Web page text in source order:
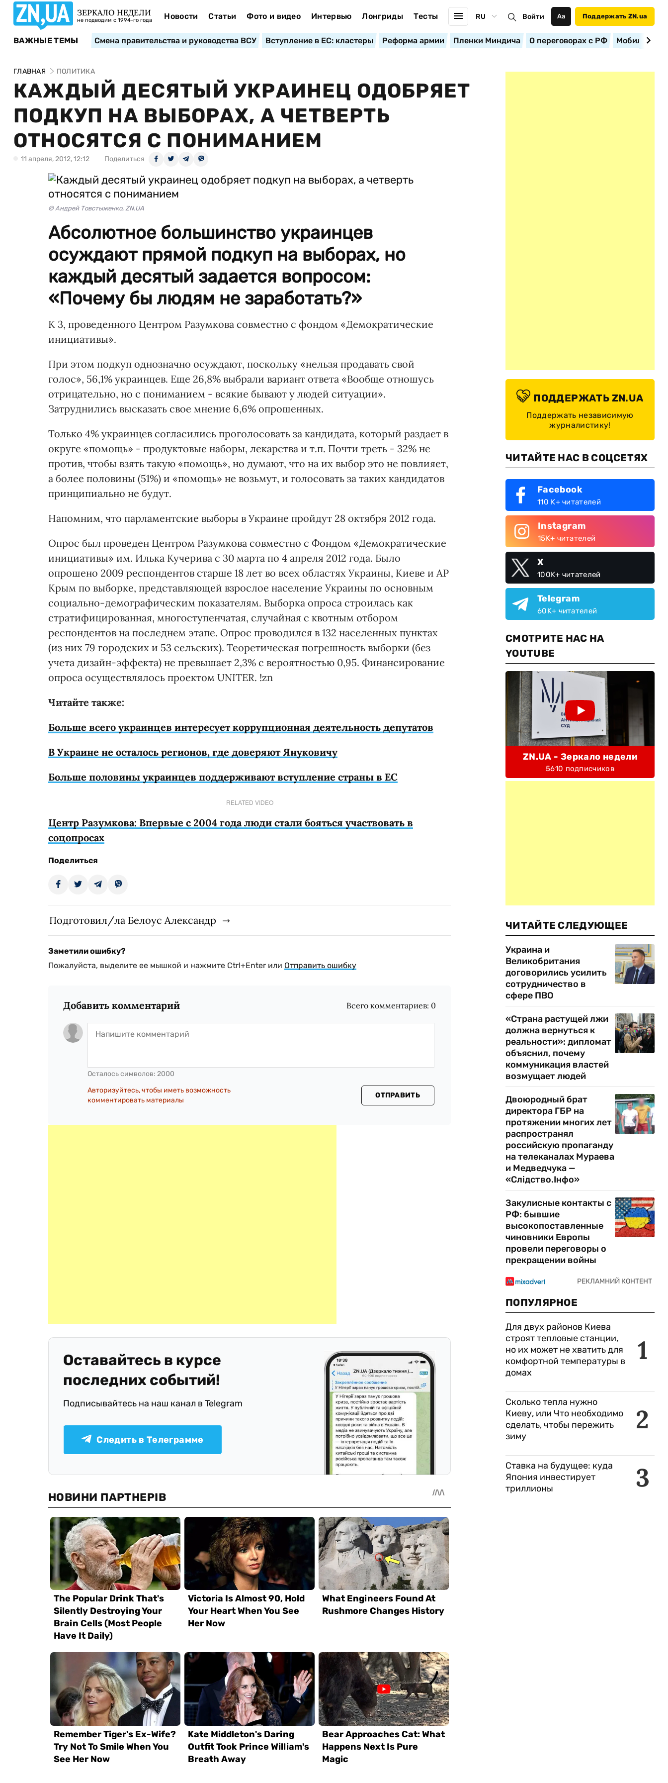
ЗЕРКАЛО НЕДЕЛИ
не подводим с 1994-го года Новости Статьи Фото и видео Интервью Лонгриды Тесты RU Войти Аа Поддержать ZN.ua
ВАЖНЫЕ ТЕМЫ Смена правительства и руководства ВСУ Вступление в ЕС: кластеры Реформа армии Пленки Миндича О переговорах с РФ
ГЛАВНАЯ ПОЛИТИКА
КАЖДЫЙ ДЕСЯТЫЙ УКРАИНЕЦ ОДОБРЯЕТ
ПОДКУП НА ВЫБОРАХ, А ЧЕТВЕРТЬ
ОТНОСЯТСЯ С ПОНИМАНИЕМ
11 апреля, 2012, 12:12 Поделиться
© Андрей Товстыженко, ZN.UA
Абсолютное большинство украинцев
осуждают прямой подкуп на выборах, но
каждый десятый задается вопросом:
«Почему бы людям не заработать?»
К 3, проведенного Центром Разумкова совместно с фондом «Демократические
инициативы».
При этом подкуп однозначно осуждают, поскольку «нельзя продавать свой
голос», 56,1% украинцев. Еще 26,8% выбрали вариант ответа «Вообще отношусь
отрицательно, но с пониманием - всякие бывают у людей ситуации».
Затруднились высказать свое мнение 6,6% опрошенных.
Только 4% украинцев согласились проголосовать за кандидата, который раздает в
округе «помощь» - продуктовые наборы, лекарства и т.п. Почти треть - 32% не
против, чтобы взять такую «помощь», но думают, что на их выбор это не повлияет,
а более половины (51%) и «помощь» не возьмут, и голосовать за таких кандидатов
принципиально не будут.
Напомним, что парламентские выборы в Украине пройдут 28 октября 2012 года.
Опрос был проведен Центром Разумкова совместно с Фондом «Демократические
инициативы» им. Илька Кучерива с 30 марта по 4 апреля 2012 года. Было
опрошено 2009 респондентов старше 18 лет во всех областях Украины, Киеве и АР
Крым по выборке, представляющей взрослое население Украины по основным
социально-демографическим показателям. Выборка опроса строилась как
стратифицированная, многоступенчатая, случайная с квотным отбором
респондентов на последнем этапе. Опрос проводился в 132 населенных пунктах
(из них 79 городских и 53 сельских). Теоретическая погрешность выборки (без
учета дизайн-эффекта) не превышает 2,3% с вероятностью 0,95. Финансирование
опроса осуществлялось проектом UNITER. !zn
Читайте также:
Больше всего украинцев интересует коррупционная деятельность депутатов
В Украине не осталось регионов, где доверяют Януковичу
Больше половины украинцев поддерживают вступление страны в ЕС
RELATED VIDEO
Центр Разумкова: Впервые с 2004 года люди стали бояться участвовать в
соцопросах
Поделиться
Подготовил/ла Белоус Александр
Заметили ошибку?
Пожалуйста, выделите ее мышкой и нажмите Ctrl+Enter или Отправить ошибку
Добавить комментарий Всего комментариев: 0
Осталось символов: 2000
Авторизуйтесь, чтобы иметь возможность
комментировать материалы
ОТПРАВИТЬ
Оставайтесь в курсе
последних событий!
Подписывайтесь на наш канал в Telegram
Следить в Телеграмме
ПОДДЕРЖАТЬ ZN.UA
Поддержать независимую
журналистику!
ЧИТАЙТЕ НАС В СОЦСЕТЯХ
Facebook
110 K+ читателей
Instagram
15K+ читателей
X
100K+ читателей
Telegram
60K+ читателей
СМОТРИТЕ НАС НА
YOUTUBE
ZN.UA - Зеркало недели
5610 подписчиков
ЧИТАЙТЕ СЛЕДУЮЩЕЕ
Украина и
Великобритания
договорились усилить
сотрудничество в
сфере ПВО
«Страна растущей лжи
должна вернуться к
реальности»: дипломат
объяснил, почему
коммуникация властей
возмущает людей
Двоюродный брат
директора ГБР на
протяжении многих лет
распространял
российскую пропаганду
на телеканалах Мураева
и Медведчука —
«Слідство.Інфо»
Закулисные контакты с
РФ: бывшие
высокопоставленные
чиновники Европы
провели переговоры о
прекращении войны
ПОПУЛЯРНОЕ
1
Для двух районов Киева
строят тепловые станции,
но их может не хватить для
комфортной температуры в
домах
2
Сколько тепла нужно
Киеву, или Что необходимо
сделать, чтобы пережить
зиму
3
Ставка на будущее: куда
Япония инвестирует
триллионы